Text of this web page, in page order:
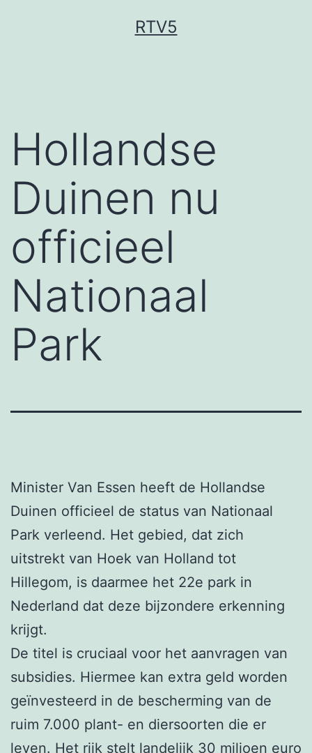
RTV5
Hollandse
Duinen nu
officieel
Nationaal
Park
Minister Van Essen heeft de Hollandse
Duinen officieel de status van Nationaal
Park verleend. Het gebied, dat zich
uitstrekt van Hoek van Holland tot
Hillegom, is daarmee het 22e park in
Nederland dat deze bijzondere erkenning
krijgt.
De titel is cruciaal voor het aanvragen van
subsidies. Hiermee kan extra geld worden
geïnvesteerd in de bescherming van de
ruim 7.000 plant- en diersoorten die er
leven. Het rijk stelt landelijk 30 miljoen euro